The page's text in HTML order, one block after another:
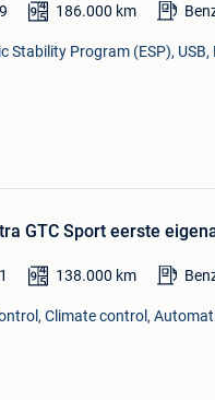
186.000 km
Stability Program (ESP),
GTC Sport eerste
138.000 km
Climate control,